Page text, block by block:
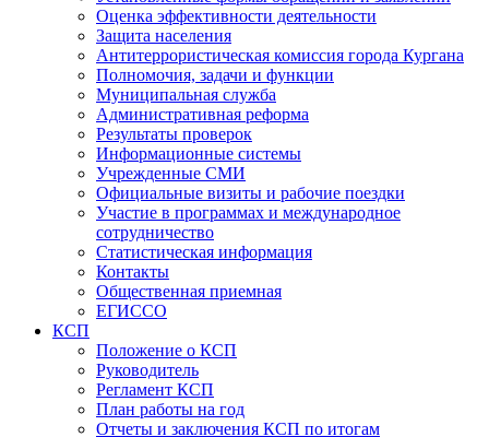
Оценка эффективности деятельности
Защита населения
Антитеррористическая комиссия города Кургана
Полномочия, задачи и функции
Муниципальная служба
Административная реформа
Результаты проверок
Информационные системы
Учрежденные СМИ
Официальные визиты и рабочие поездки
Участие в программах и международное
сотрудничество
Статистическая информация
Контакты
Общественная приемная
ЕГИССО
КСП
Положение о КСП
Руководитель
Регламент КСП
План работы на год
Отчеты и заключения КСП по итогам